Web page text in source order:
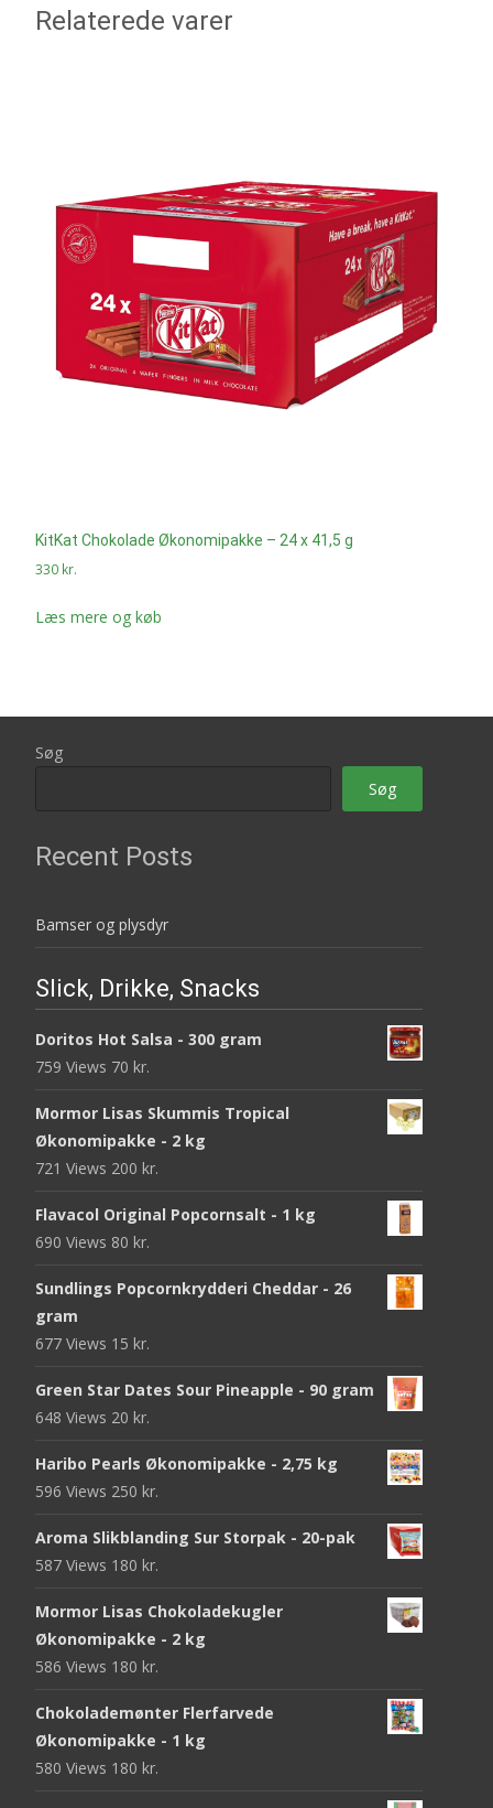
Relaterede varer
KitKat Chokolade Økonomipakke – 24 x 41,5 g
330 kr.
Læs mere og køb
Søg
Søg
Recent Posts
Bamser og plysdyr
Slick, Drikke, Snacks
Doritos Hot Salsa - 300 gram
759 Views 70 kr.
Mormor Lisas Skummis Tropical
Økonomipakke - 2 kg
721 Views 200 kr.
Flavacol Original Popcornsalt - 1 kg
690 Views 80 kr.
Sundlings Popcornkrydderi Cheddar - 26
gram
677 Views 15 kr.
Green Star Dates Sour Pineapple - 90 gram
648 Views 20 kr.
Haribo Pearls Økonomipakke - 2,75 kg
596 Views 250 kr.
Aroma Slikblanding Sur Storpak - 20-pak
587 Views 180 kr.
Mormor Lisas Chokoladekugler
Økonomipakke - 2 kg
586 Views 180 kr.
Chokolademønter Flerfarvede
Økonomipakke - 1 kg
580 Views 180 kr.